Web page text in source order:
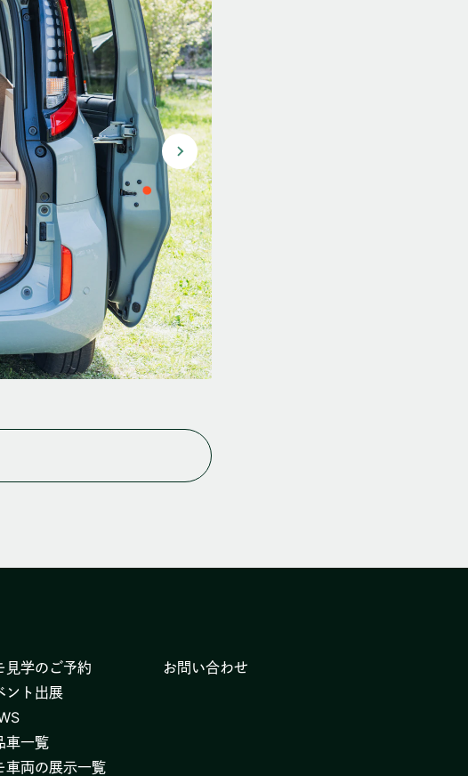
見学のご予約
ント出展
車一覧
車両の展示一覧
お問い合わせ